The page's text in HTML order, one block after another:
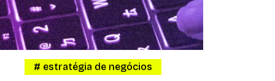
estratégia de negócios